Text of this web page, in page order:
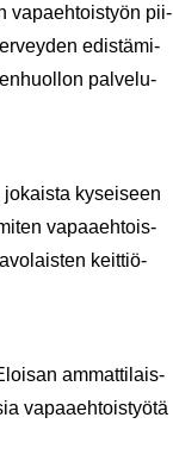
va­paeh­tois­työn pii­
edis­tä­mi­
pal­ve­lu­
ky­sei­seen
va­paa­eh­tois­
keit­tiö­
am­mat­ti­lais­
va­paa­eh­tois­työ­tä